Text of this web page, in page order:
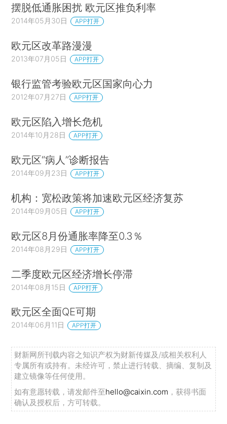
摆脱低通胀困扰 欧元区推负利率
2014年05月30日 APP打开
欧元区改革路漫漫
2013年07月05日 APP打开
银行监管考验欧元区国家向心力
2012年07月27日 APP打开
欧元区陷入增长危机
2014年10月28日 APP打开
欧元区“病人”诊断报告
2014年09月23日 APP打开
机构：宽松政策将加速欧元区经济复苏
2014年09月05日 APP打开
欧元区8月份通胀率降至0.3％
2014年08月29日 APP打开
二季度欧元区经济增长停滞
2014年08月15日 APP打开
欧元区全面QE可期
2014年06月11日 APP打开
财新网所刊载内容之知识产权为财新传媒及/或相关权利人
专属所有或持有。未经许可，禁止进行转载、摘编、复制及
建立镜像等任何使用。
如有意愿转载，请发邮件至hello@caixin.com ，获得书面
确认及授权后，方可转载。